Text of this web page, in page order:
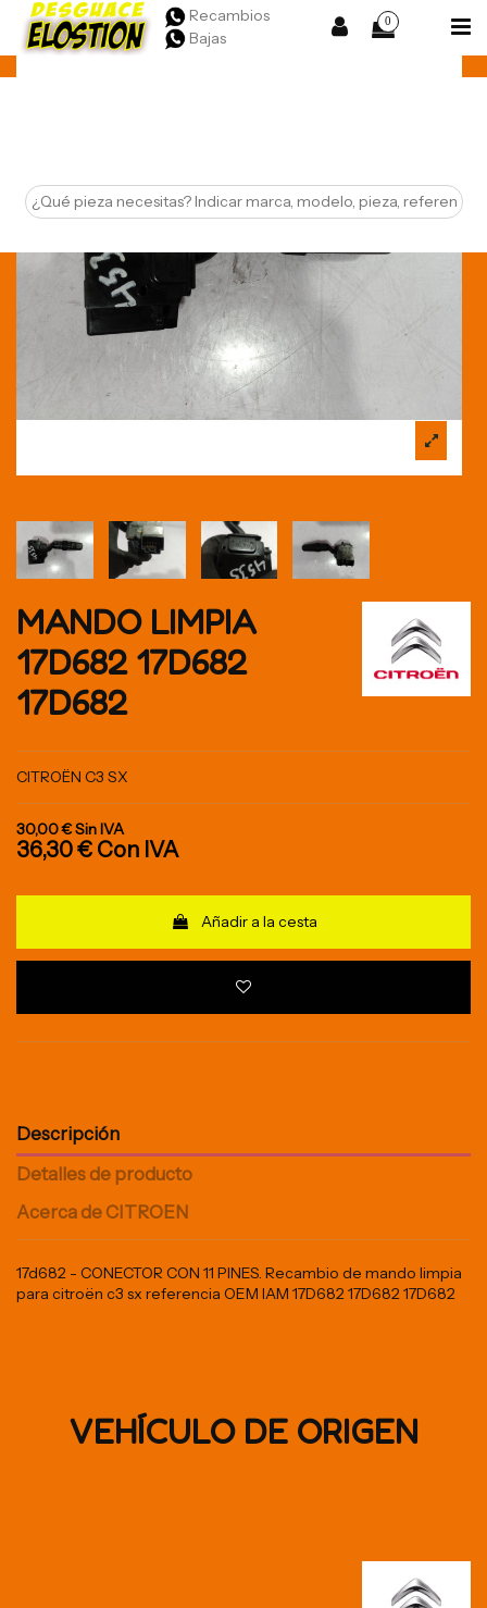
Recambios
Bajas
0
MANDO LIMPIA
17D682 17D682
17D682
CITROËN C3 SX
30,00 €Sin IVA
36,30 € Con IVA
Añadir a la cesta
Descripción
Detalles de producto
Acerca de CITROEN
17d682 - CONECTOR CON 11 PINES. Recambio de mando limpia
para citroën c3 sx referencia OEM IAM 17D682 17D682 17D682
VEHÍCULO DE ORIGEN